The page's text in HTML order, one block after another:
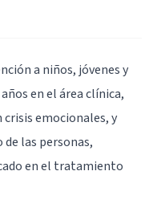
a niños, jóvenes y
en el área clínica,
crisis emocionales, y
las personas,
en el tratamiento